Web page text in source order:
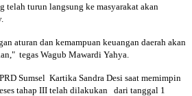
telah turun langsung ke masyarakat akan
aturan dan kemampuan keuangan daerah akan
tegas Wagub Mawardi Yahya.
Sumsel Kartika Sandra Desi saat memimpin
tahap III telah dilakukan dari tanggal 1